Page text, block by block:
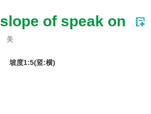
of speak on
美
坡度1:5(竖:横)